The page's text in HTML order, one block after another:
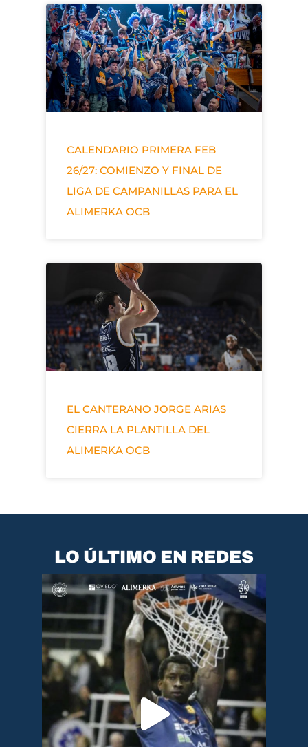
CALENDARIO PRIMERA FEB
26/27: COMIENZO Y FINAL DE
LIGA DE CAMPANILLAS PARA EL
ALIMERKA OCB
EL CANTERANO JORGE ARIAS
CIERRA LA PLANTILLA DEL
ALIMERKA OCB
LO ÚLTIMO EN REDES